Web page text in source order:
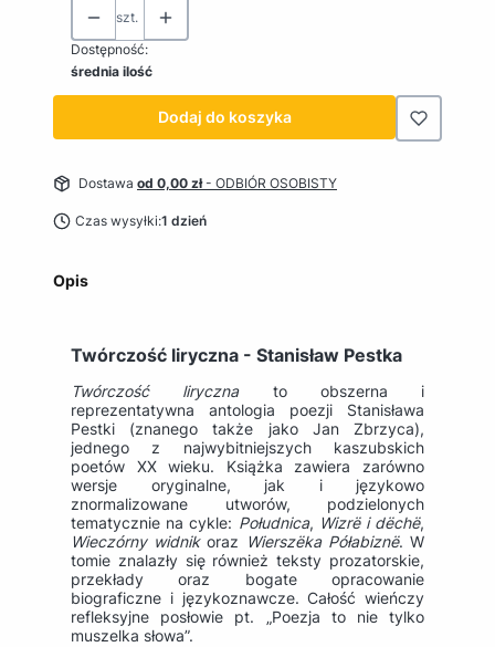
szt.
Dostępność:
średnia ilość
Dodaj do koszyka
Dostawa od 0,00 zł- ODBIÓR OSOBISTY
Czas wysyłki:1 dzień
Opis
Twórczość liryczna - Stanisław Pestka
Twórczość lirycznato obszerna i
reprezentatywna antologia poezji Stanisława
Pestki (znanego także jako Jan Zbrzyca),
jednego z najwybitniejszych kaszubskich
poetów XX wieku. Książka zawiera zarówno
wersje oryginalne, jak i językowo
znormalizowane utworów, podzielonych
tematycznie na cykle: Południca, Wizrë i dëchë,
Wieczórny widnikoraz Wierszëka Półabiznë. W
tomie znalazły się również teksty prozatorskie,
przekłady oraz bogate opracowanie
biograficzne i językoznawcze. Całość wieńczy
refleksyjne posłowie pt. „Poezja to nie tylko
muszelka słowa”.